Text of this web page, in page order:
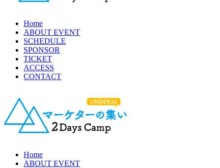
Home
ABOUT EVENT
SCHEDULE
SPONSOR
TICKET
ACCESS
CONTACT
Home
ABOUT EVENT